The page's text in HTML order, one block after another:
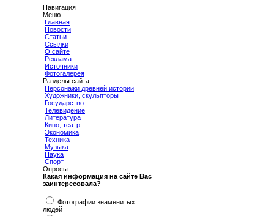
Навигация
Меню
Главная
Новости
Статьи
Ссылки
О сайте
Реклама
Источники
Фотогалерея
Разделы сайта
Персонажи древней истории
Художники, скульпторы
Государство
Телевидение
Литература
Кино, театр
Экономика
Техника
Музыка
Наука
Спорт
Опросы
Какая информация на сайте Вас
заинтересовала?
Фотографии знаменитых
людей